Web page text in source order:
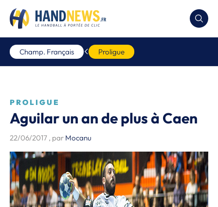
Champ. Français Proligue
PROLIGUE
Aguilar un an de plus à Caen
22/06/2017 , par Mocanu